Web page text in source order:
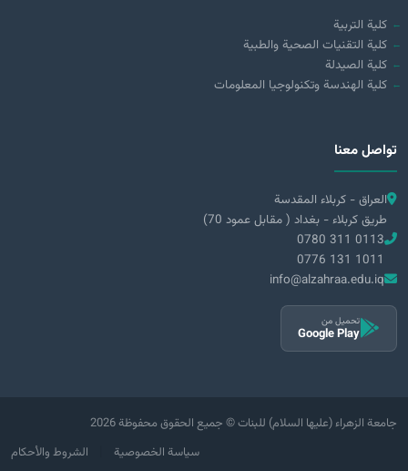
كلية التربية
كلية التقنيات الصحية والطبية
كلية الصيدلة
كلية الهندسة وتكنولوجيا المعلومات
تواصل معنا
العراق - كربلاء المقدسة
طريق كربلاء - بغداد ( مقابل عمود 70)
0780 311 0113
0776 131 1011
info@alzahraa.edu.iq
تحميل من
Google Play
2026 جامعة الزهراء (عليها السلام) للبنات © جميع الحقوق محفوظة
سياسة الخصوصية
الشروط والأحكام